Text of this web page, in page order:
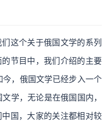
这个关于俄国文学的系列
节目中，我们介绍的主要
，俄国文学已经步入一个
学，无论是在俄国国内，
国，大家的关注都相对较